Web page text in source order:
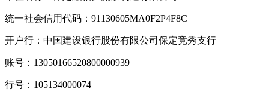
统一社会信用代码：91130605MA0F2P4F8C
开户行：中国建设银行股份有限公司保定竞秀支行
账号：13050166520800000939
行号：105134000074